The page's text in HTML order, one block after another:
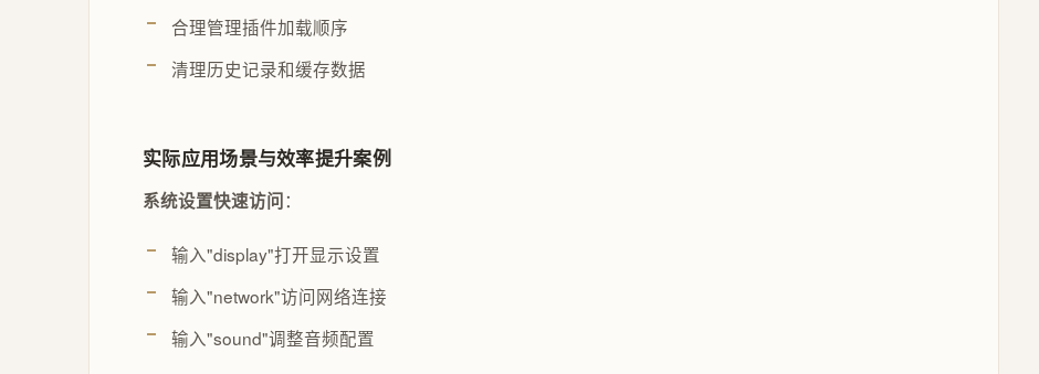
合理管理插件加载顺序
清理历史记录和缓存数据
实际应用场景与效率提升案例
系统设置快速访问：
输入"display"打开显示设置
输入"network"访问网络连接
输入"sound"调整音频配置